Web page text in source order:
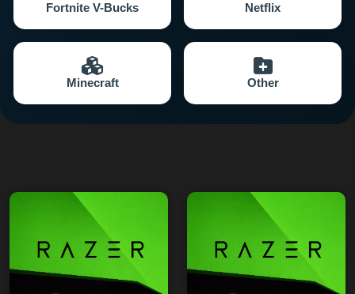
Fortnite V-Bucks Netflix
Minecraft Other